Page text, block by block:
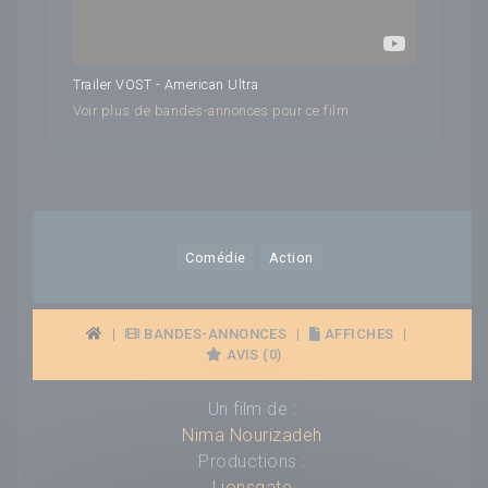
Trailer VOST - American Ultra
Voir plus de bandes-annonces pour ce film
Comédie Action
| BANDES-ANNONCES | AFFICHES
|
AVIS (0)
Un film de :
Nima Nourizadeh
Productions :